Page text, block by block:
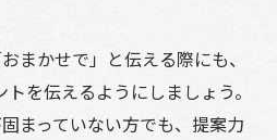
まかせで」と伝える際にも、
を伝えるようにしましょう。
まっていない方でも、提案力